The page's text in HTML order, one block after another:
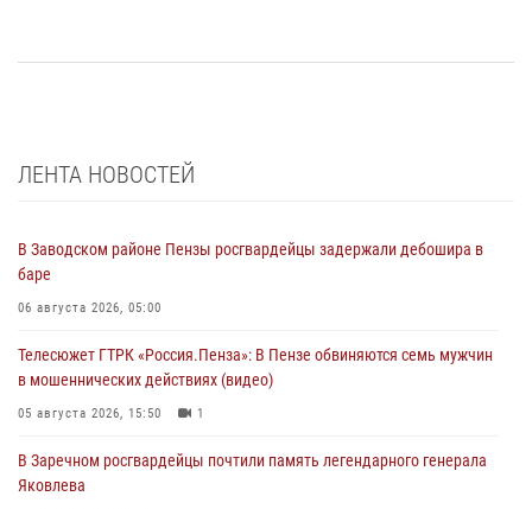
ЛЕНТА НОВОСТЕЙ
В Заводском районе Пензы росгвардейцы задержали дебошира в
баре
06 августа 2026, 05:00
Телесюжет ГТРК «Россия.Пенза»: В Пензе обвиняются семь мужчин
в мошеннических действиях (видео)
05 августа 2026, 15:50 1
В Заречном росгвардейцы почтили память легендарного генерала
Яковлева